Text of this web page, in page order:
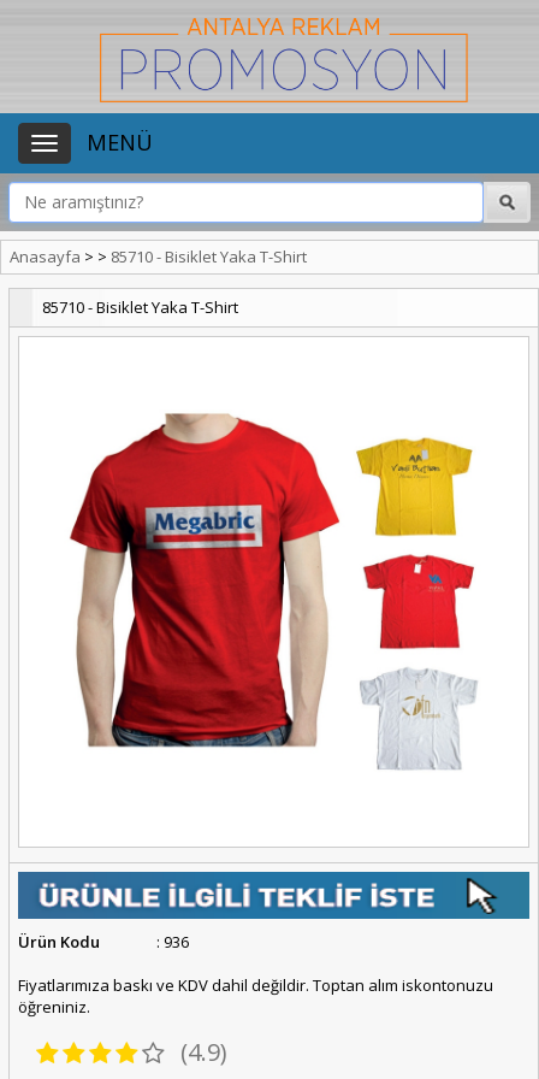
MENÜ
Anasayfa > > 85710 - Bisiklet Yaka T-Shirt
85710 - Bisiklet Yaka T-Shirt
Ürün Kodu
: 936
Fiyatlarımıza baskı ve KDV dahil değildir. Toptan alım iskontonuzu
öğreniniz.
(4.9)